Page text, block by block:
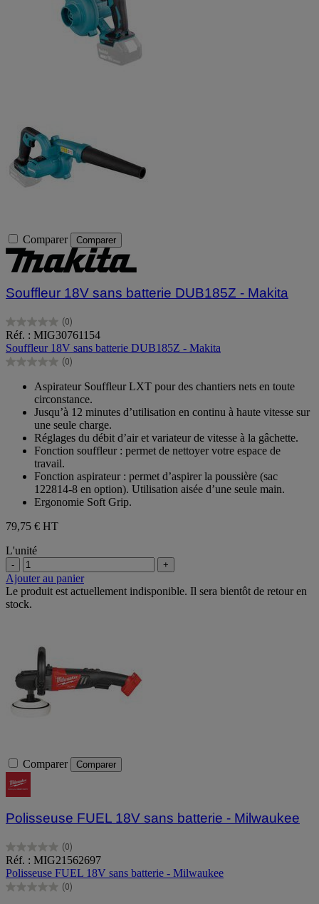
Comparer Comparer
Souffleur 18V sans batterie DUB185Z - Makita
(0)
0.0
sur
5
étoiles.
Réf. : MIG30761154
Souffleur 18V sans batterie DUB185Z - Makita
(0)
0.0
étoiles.
Aspirateur Souffleur LXT pour des chantiers nets en toute
circonstance.
Jusqu’à 12 minutes d’utilisation en continu à haute vitesse sur
une seule charge.
Réglages du débit d’air et variateur de vitesse à la gâchette.
Fonction souffleur : permet de nettoyer votre espace de
travail.
Fonction aspirateur : permet d’aspirer la poussière (sac
122814-8 en option). Utilisation aisée d’une seule main.
Ergonomie Soft Grip.
79,75 € HT
L'unité
- +
Ajouter au panier
Le produit est actuellement indisponible. Il sera bientôt de retour en
stock.
Comparer Comparer
Polisseuse FUEL 18V sans batterie - Milwaukee
(0)
0.0
sur
5
étoiles.
Réf. : MIG21562697
Polisseuse FUEL 18V sans batterie - Milwaukee
(0)
0.0